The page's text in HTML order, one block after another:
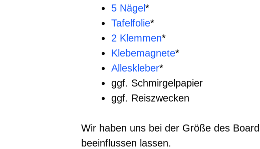
5 Nägel*
Tafelfolie*
2 Klemmen*
Klebemagnete*
Alleskleber*
ggf. Schmirgelpapier
ggf. Reiszwecken
Wir haben uns bei der Größe des
beeinflussen lassen.